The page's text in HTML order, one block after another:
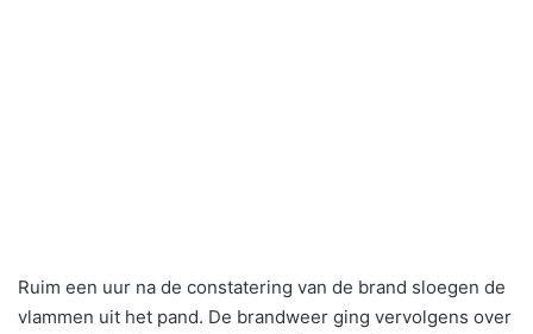
Ruim een uur na de constatering van de brand sloegen de
vlammen uit het pand. De brandweer ging vervolgens over